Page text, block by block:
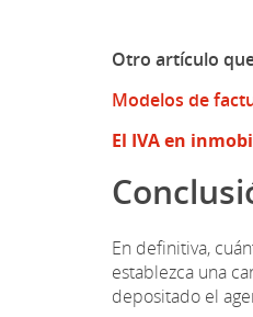
Otro artículo
Modelos de
El IVA en
En definitiva,
establezca una
depositado el